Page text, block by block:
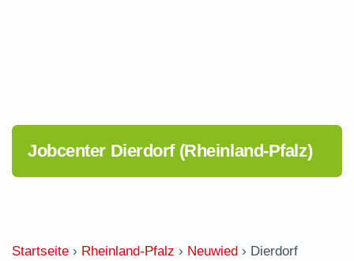
Jobcenter Dierdorf (Rheinland-Pfalz)
Startseite › Rheinland-Pfalz › Neuwied › Dierdorf